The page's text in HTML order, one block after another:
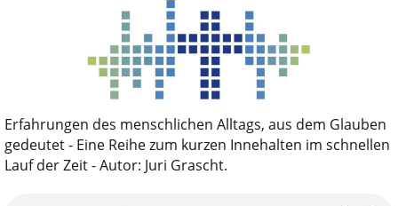
Erfahrungen des menschlichen Alltags, aus dem Glauben
gedeutet - Eine Reihe zum kurzen Innehalten im schnellen
Lauf der Zeit - Autor: Juri Grascht.